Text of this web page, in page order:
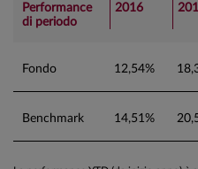
Performance
di periodo
2016
Fondo 12,54%
Benchmark 14,51%